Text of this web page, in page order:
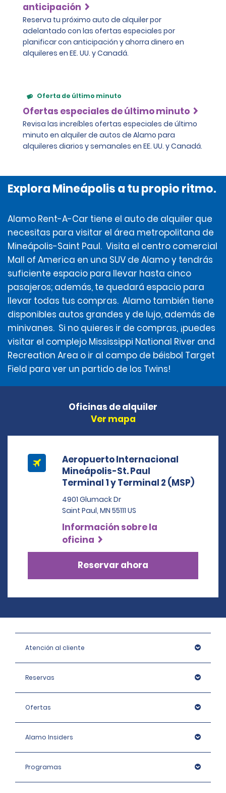
anticipación
Reserva tu próximo auto de alquiler por
adelantado con las ofertas especiales por
planificar con anticipación y ahorra dinero en
alquileres en EE. UU. y Canadá.
Oferta de último minuto
Ofertas especiales de último minuto
Revisa las increíbles ofertas especiales de último
minuto en alquiler de autos de Alamo para
alquileres diarios y semanales en EE. UU. y Canadá.
Explora Mineápolis a tu propio ritmo.
Alamo Rent-A-Car tiene el auto de alquiler que
necesitas para visitar el área metropolitana de
Mineápolis-Saint Paul. Visita el centro comercial
Mall of America en una SUV de Alamo y tendrás
suficiente espacio para llevar hasta cinco
pasajeros; además, te quedará espacio para
llevar todas tus compras. Alamo también tiene
disponibles autos grandes y de lujo, además de
minivanes. Si no quieres ir de compras, ¡puedes
visitar el complejo Mississippi National River and
Recreation Area o ir al campo de béisbol Target
Field para ver un partido de los Twins!
Oficinas de alquiler
Ver mapa
Aeropuerto Internacional
Mineápolis-St. Paul
Terminal 1 y Terminal 2 (MSP)
4901 Glumack Dr
Saint Paul, MN 55111 US
Información sobre la
oficina
Reservar ahora
Atención al cliente
Reservas
Ofertas
Alamo Insiders
Programas